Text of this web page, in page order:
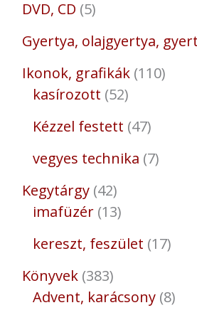
DVD, CD 5
Gyertya, olajgyertya,
Ikonok, grafikák 110
kasírozott 52
Kézzel festett 47
vegyes technika 7
Kegytárgy 42
imafüzér 13
kereszt, feszület 17
Könyvek 383
Advent, karácsony 8